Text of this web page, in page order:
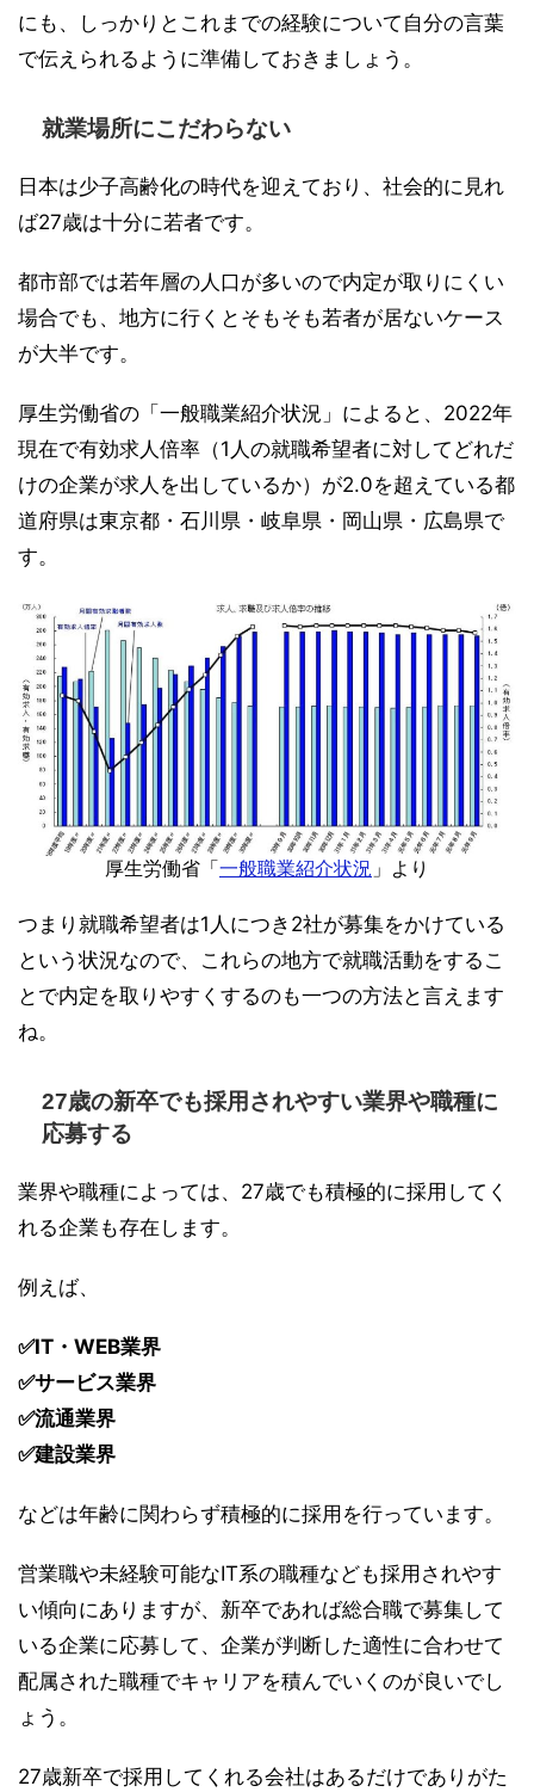
にも、しっかりとこれまでの経験について自分の言葉
で伝えられるように準備しておきましょう。
就業場所にこだわらない
日本は少子高齢化の時代を迎えており、社会的に見れ
ば27歳は十分に若者です。
都市部では若年層の人口が多いので内定が取りにくい
場合でも、地方に行くとそもそも若者が居ないケース
が大半です。
厚生労働省の「一般職業紹介状況」によると、2022年
現在で有効求人倍率（1人の就職希望者に対してどれだ
けの企業が求人を出しているか）が2.0を超えている都
道府県は東京都・石川県・岐阜県・岡山県・広島県で
す。
厚生労働省「一般職業紹介状況 」より
つまり就職希望者は1人につき2社が募集をかけている
という状況なので、これらの地方で就職活動をするこ
とで内定を取りやすくするのも一つの方法と言えます
ね。
27歳の新卒でも採用されやすい業界や職種に
応募する
業界や職種によっては、27歳でも積極的に採用してく
れる企業も存在します。
例えば、
✅IT・WEB業界
✅サービス業界
✅流通業界
✅建設業界
などは年齢に関わらず積極的に採用を行っています。
営業職や未経験可能なIT系の職種なども採用されやす
い傾向にありますが、新卒であれば総合職で募集して
いる企業に応募して、企業が判断した適性に合わせて
配属された職種でキャリアを積んでいくのが良いでし
ょう。
27歳新卒で採用してくれる会社はあるだけでありがた